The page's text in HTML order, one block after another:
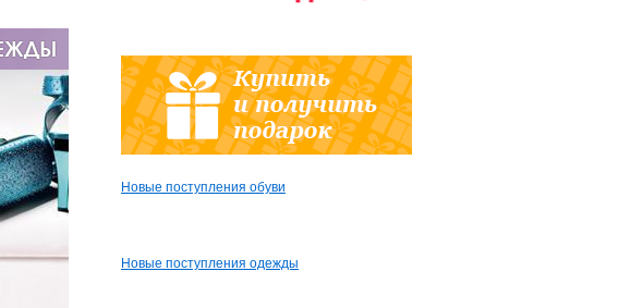
Новые поступления обуви
Новые поступления одежды